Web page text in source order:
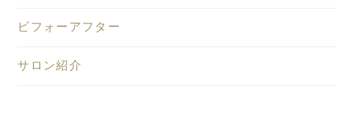
ビフォーアフター
サロン紹介